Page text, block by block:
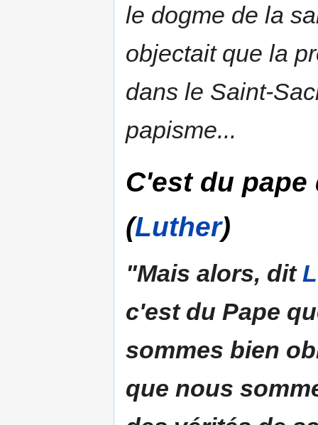
le dogme de la
objectait que la
dans le Saint-
papisme...
C'est du
(Luther)
"Mais alors, dit
c'est du Pape
sommes bien
que nous